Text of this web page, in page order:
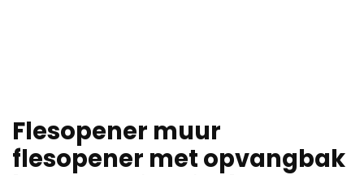
Flesopener muur
flesopener met opvangbak